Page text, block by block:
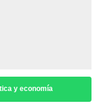
y economía